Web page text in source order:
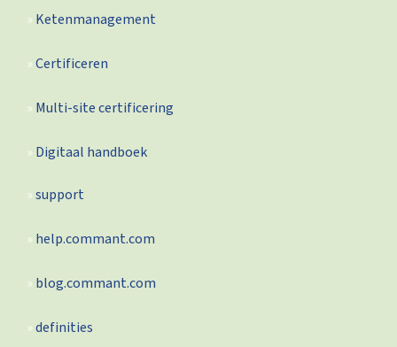
Ketenmanagement
Certificeren
Multi-site certificering
Digitaal handboek
support
help.commant.com
blog.commant.com
definities